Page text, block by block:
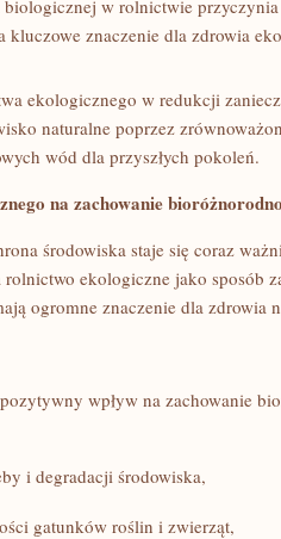
w rolnictwie
kluczowe znaczenie dla zdrowia
ekologicznego w redukcji
naturalne poprzez
wód dla przyszłych pokoleń.
na zachowanie⁢
środowiska staje się⁣ coraz
rolnictwo ekologiczne ⁣jako sposób
ogromne znaczenie dla⁤ zdrowia
wpływ na⁣ zachowanie
i degradacji​ środowiska,
gatunków roślin ⁤i zwierząt,